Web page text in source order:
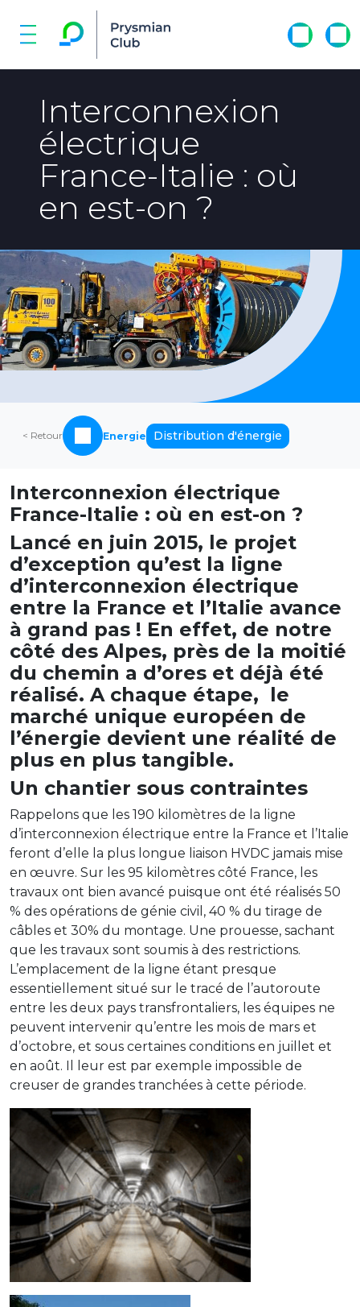
Interconnexion
électrique
France-Italie : où
en est-on ?
< Retour Energie Distribution d'énergie
Interconnexion électrique
France-Italie : où en est-on ?
Lancé en juin 2015, le projet
d’exception qu’est la ligne
d’interconnexion électrique
entre la France et l’Italie avance
à grand pas ! En effet, de notre
côté des Alpes, près de la moitié
du chemin a d’ores et déjà été
réalisé. A chaque étape, le
marché unique européen de
l’énergie devient une réalité de
plus en plus tangible.
Un chantier sous contraintes
Rappelons que les 190 kilomètres de la ligne
d’interconnexion électrique entre la France et l’Italie
feront d’elle la plus longue liaison HVDC jamais mise
en œuvre. Sur les 95 kilomètres côté France, les
travaux ont bien avancé puisque ont été réalisés 50
% des opérations de génie civil, 40 % du tirage de
câbles et 30% du montage. Une prouesse, sachant
que les travaux sont soumis à des restrictions.
L’emplacement de la ligne étant presque
essentiellement situé sur le tracé de l’autoroute
entre les deux pays transfrontaliers, les équipes ne
peuvent intervenir qu’entre les mois de mars et
d’octobre, et sous certaines conditions en juillet et
en août. Il leur est par exemple impossible de
creuser de grandes tranchées à cette période.